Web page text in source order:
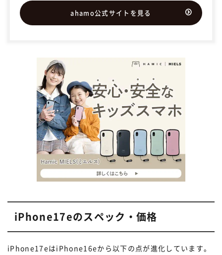
ahamo公式サイトを見る
iPhone17eのスペック・価格
iPhone17eはiPhone16eから以下の点が進化しています。